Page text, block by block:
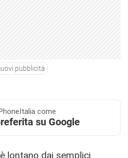
pubblicità
come
su Google
lontano dai semplici